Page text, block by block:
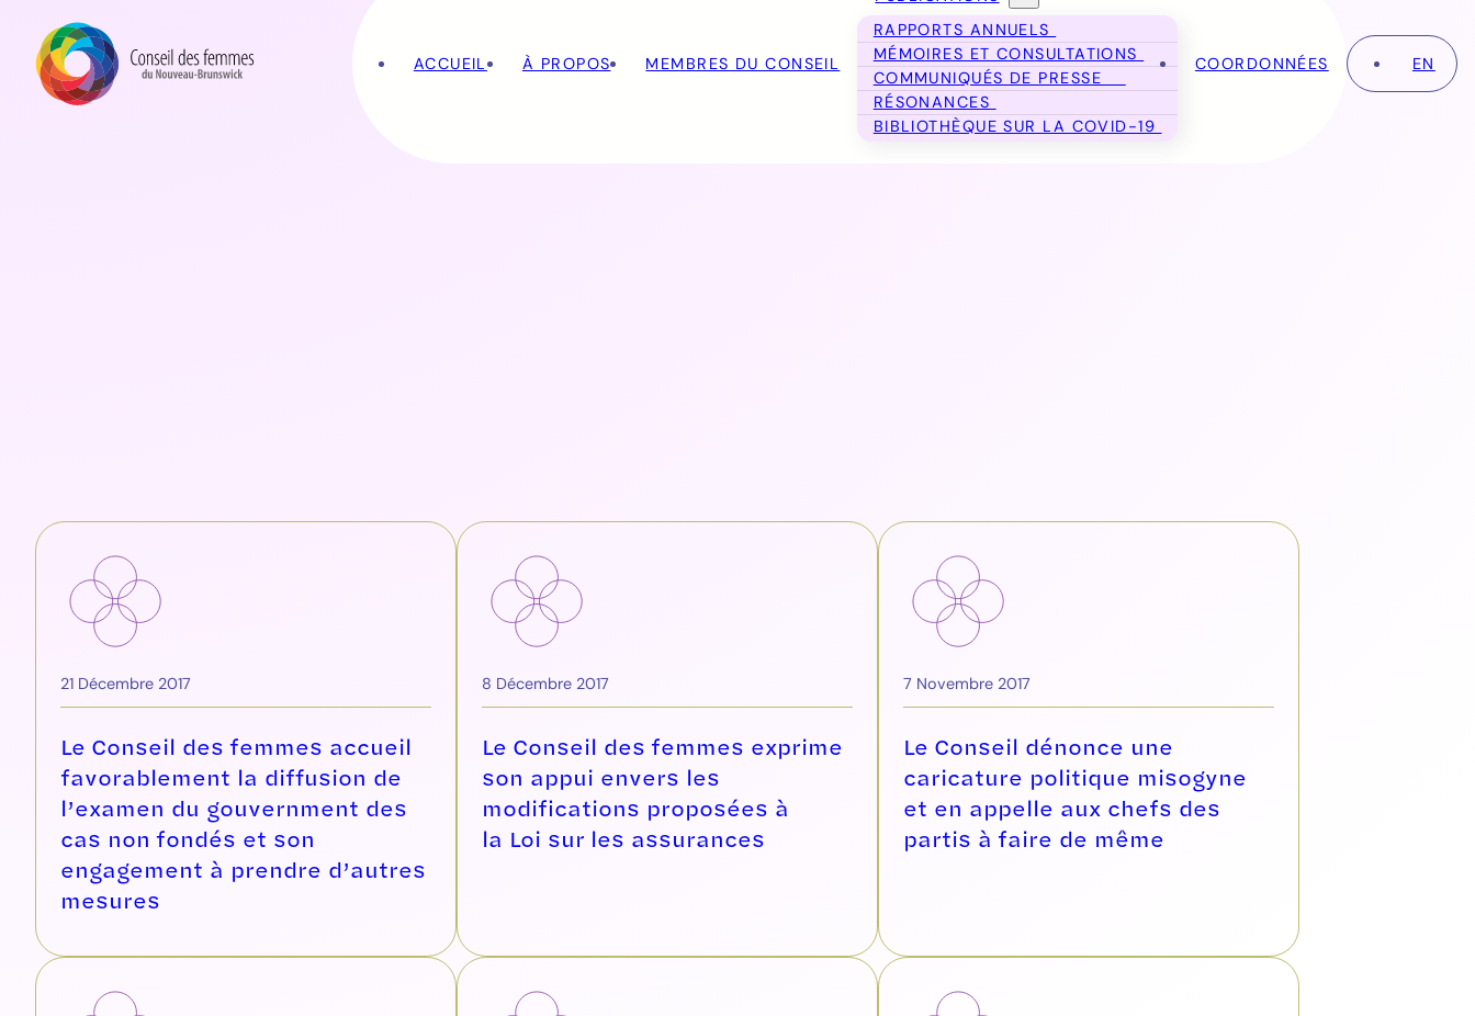
ACCUEIL À PROPOS MEMBRES DU CONSEIL
RAPPORTS ANNUELS
MÉMOIRES ET CONSULTATIONS
COMMUNIQUÉS DE PRESSE
RÉSONANCES
BIBLIOTHÈQUE SUR LA COVID-19
COORDONNÉES EN
21 Décembre 2017
Le Conseil des femmes accueil
favorablement la diffusion de
l’examen du gouvernment des
cas non fondés et son
engagement à prendre d’autres
mesures
8 Décembre 2017
Le Conseil des femmes exprime
son appui envers les
modifications proposées à
la Loi sur les assurances
7 Novembre 2017
Le Conseil dénonce une
caricature politique misogyne
et en appelle aux chefs des
partis à faire de même